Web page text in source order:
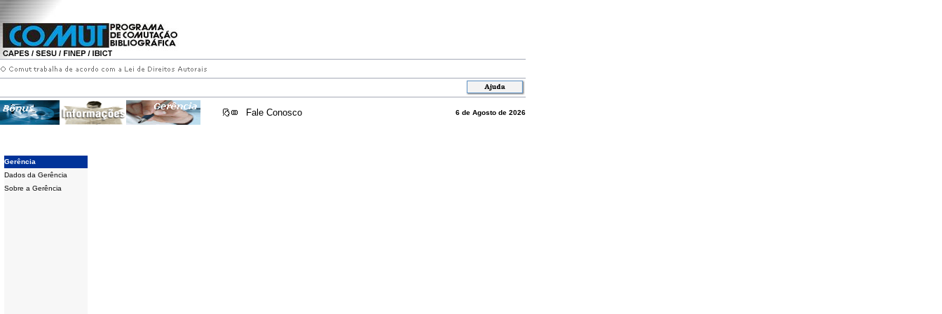
Fale Conosco 6 de Agosto de 2026
Gerência
Dados da Gerência
Sobre a Gerência